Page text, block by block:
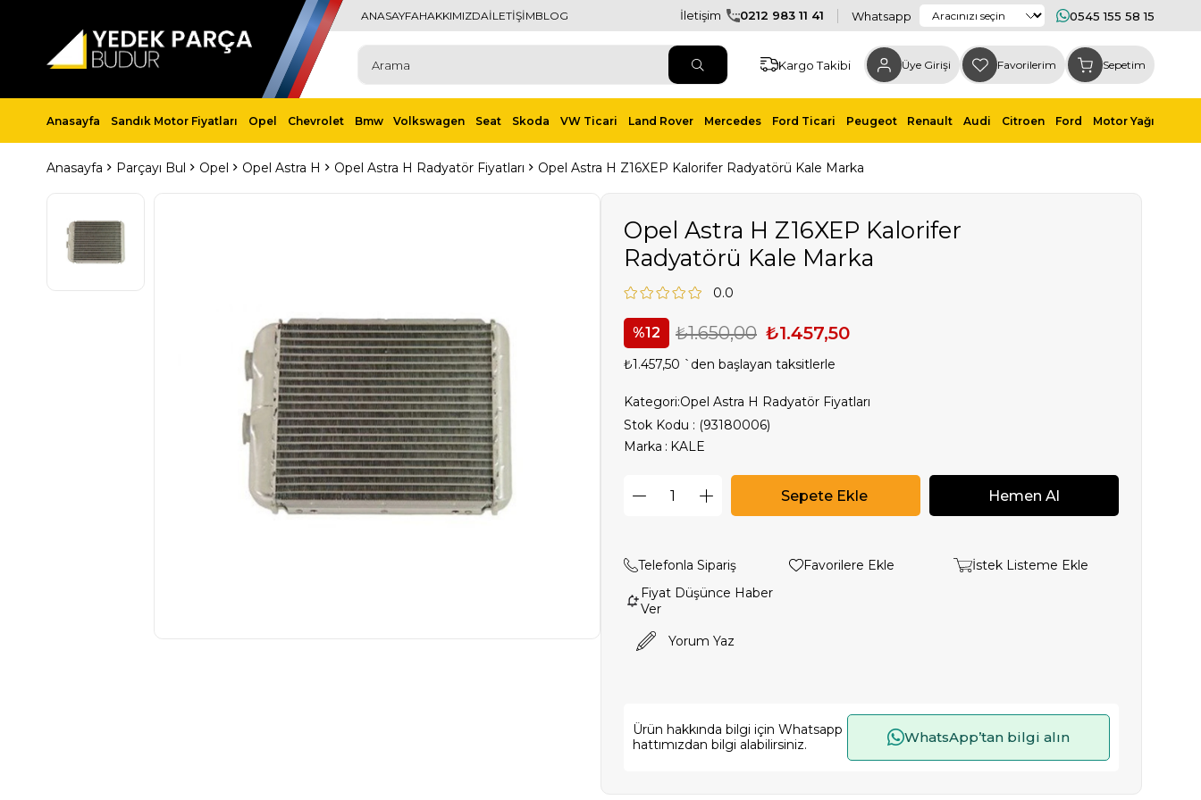
ANASAYFAHAKKIMIZDAİLETİŞİMBLOG İletişim 0212 983 11 41 Whatsapp 0545 155 58 15
Kargo Takibi Üye Girişi Favorilerim Sepetim
Anasayfa Sandık Motor Fiyatları Opel Chevrolet Bmw Volkswagen Seat Skoda VW Ticari Land Rover Mercedes Ford Ticari Peugeot Renault Audi Citroen Ford Motor Yağı
Anasayfa Parçayı Bul Opel Opel Astra H Opel Astra H Radyatör Fiyatları Opel Astra H Z16XEP Kalorifer Radyatörü Kale Marka
Opel Astra H Z16XEP Kalorifer
Radyatörü Kale Marka
0.0
12 ₺1.650,00 ₺1.457,50
₺1.457,50 `den başlayan taksitlerle
Kategori:Opel Astra H Radyatör Fiyatları
Stok Kodu
(93180006)
Marka : KALE
Telefonla Sipariş Favorilere Ekle
İstek Listeme Ekle
Fiyat Düşünce Haber
Ver
Yorum Yaz
Ürün hakkında bilgi için Whatsapp
hattımızdan bilgi alabilirsiniz.
WhatsApp’tan bilgi alın